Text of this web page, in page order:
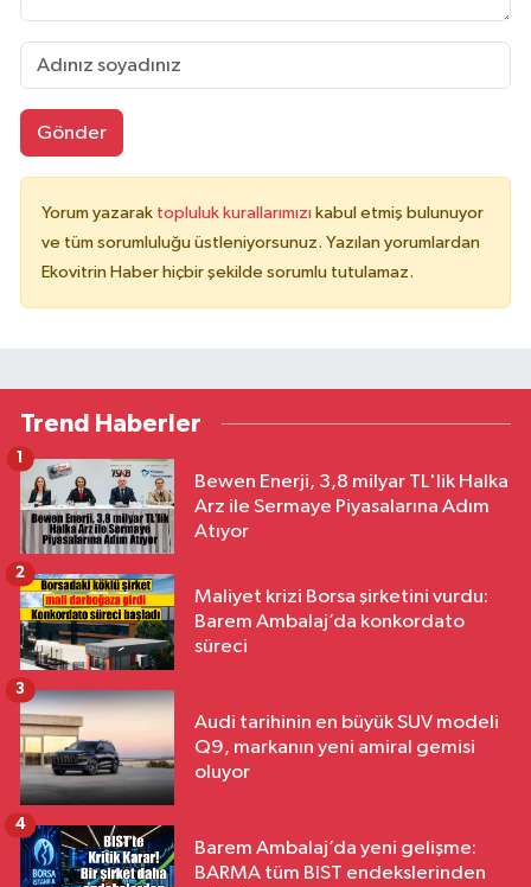
Gönder
Yorum yazarak topluluk kurallarımızı kabul etmiş bulunuyor
ve tüm sorumluluğu üstleniyorsunuz. Yazılan yorumlardan
Ekovitrin Haber hiçbir şekilde sorumlu tutulamaz.
Trend Haberler
Bewen Enerji, 3,8 milyar TL'lik Halka
Arz ile Sermaye Piyasalarına Adım
Atıyor
1
Maliyet krizi Borsa şirketini vurdu:
Barem Ambalaj’da konkordato
süreci
2
Audi tarihinin en büyük SUV modeli
Q9, markanın yeni amiral gemisi
oluyor
3
Barem Ambalaj’da yeni gelişme:
BARMA tüm BIST endekslerinden
4